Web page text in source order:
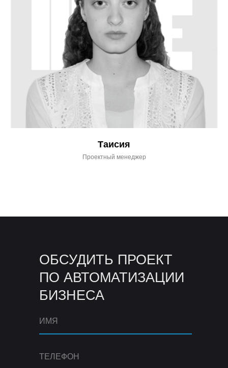
Таисия
Проектный менеджер
ОБСУДИТЬ ПРОЕКТ
ПО АВТОМАТИЗАЦИИ
БИЗНЕСА